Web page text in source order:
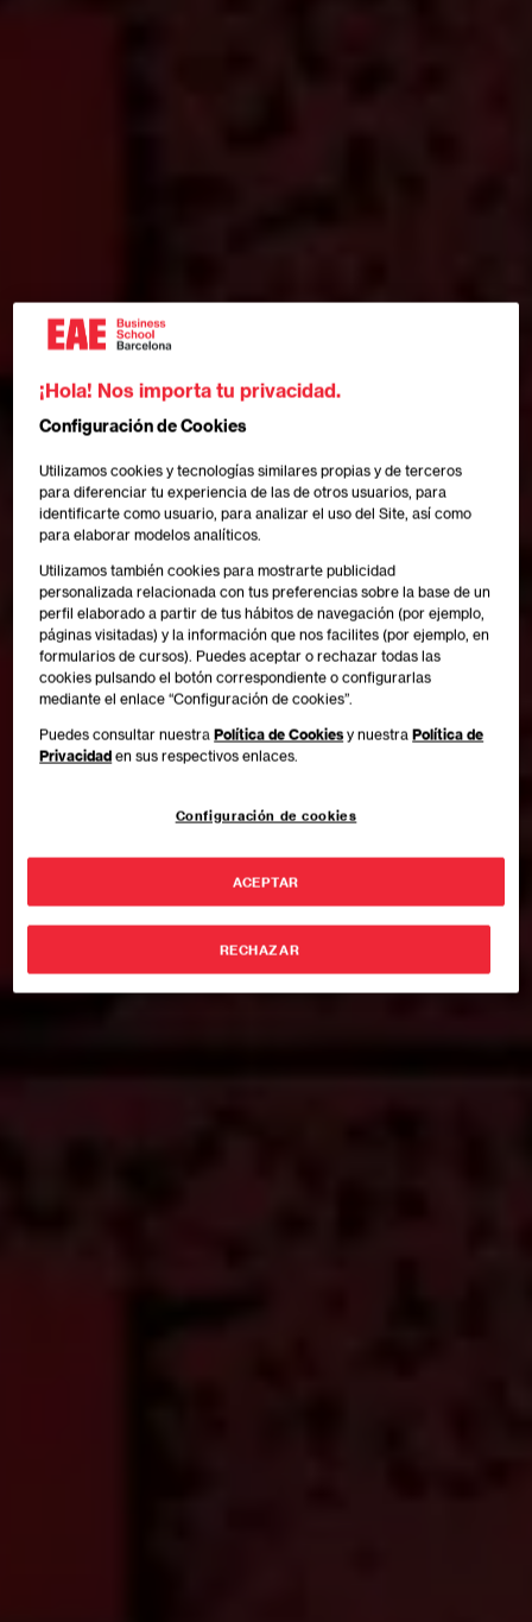
¡Hola! Nos importa tu privacidad.
Configuración de Cookies
Utilizamos cookies y tecnologías similares propias y de terceros
para diferenciar tu experiencia de las de otros usuarios, para
identificarte como usuario, para analizar el uso del Site, así como
para elaborar modelos analíticos.
Utilizamos también cookies para mostrarte publicidad
personalizada relacionada con tus preferencias sobre la base de un
perfil elaborado a partir de tus hábitos de navegación (por ejemplo,
páginas visitadas) y la información que nos facilites (por ejemplo, en
formularios de cursos). Puedes aceptar o rechazar todas las
cookies pulsando el botón correspondiente o configurarlas
mediante el enlace “Configuración de cookies”.
Puedes consultar nuestraPolítica de Cookies y nuestraPolítica de
Privacidad en sus respectivos enlaces.
Configuración de cookies
RECHAZAR
ACEPTAR